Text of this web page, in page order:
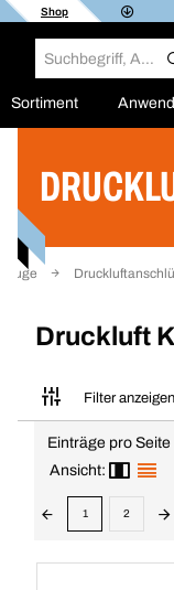
Shop
Sortiment
Druckluft
Filter anzeigen
Filter
Einträge pro Seite
Ansicht:
1 2